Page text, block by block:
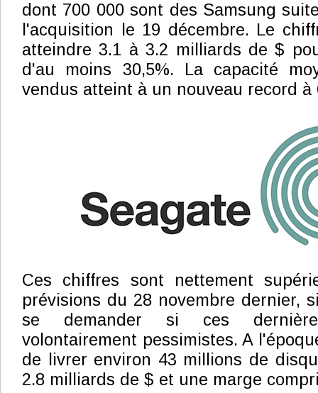
dont 700 000 sont des Samsung
l'acquisition le 19 décembre. Le
atteindre 3.1 à 3.2 milliards de $
d'au moins 30,5%. La capacité
vendus atteint à un nouveau record à
Ces chiffres sont nettement
prévisions du 28 novembre dernier,
se demander si ces
volontairement pessimistes. A
de livrer environ 43 millions de
2.8 milliards de $ et une marge